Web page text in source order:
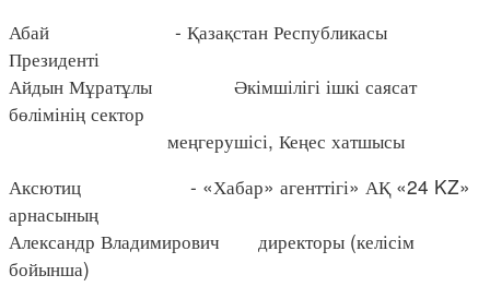
Абай - Қазақстан Республикасы
Президенті
Айдын Мұратұлы Әкімшілігі ішкі саясат
бөлімінің сектор
меңгерушісі, Кеңес хатшысы
Аксютиц - «Хабар» агенттігі» АҚ «24 KZ»
арнасының
Александр Владимирович директоры (келісім
бойынша)